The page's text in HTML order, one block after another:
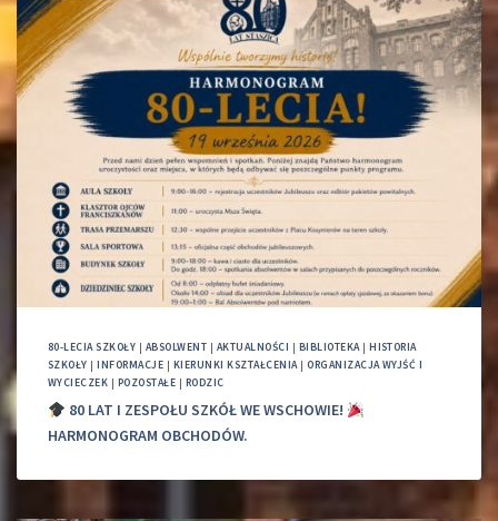
80-LECIA SZKOŁY | ABSOLWENT | AKTUALNOŚCI | BIBLIOTEKA|HISTORIA
SZKOŁY |INFORMACJE | KIERUNKI KSZTAŁCENIA|ORGANIZACJA WYJŚĆ I
WYCIECZEK | POZOSTAŁE | RODZIC
80 LAT I ZESPOŁU SZKÓŁ WE WSCHOWIE!
HARMONOGRAM OBCHODÓW.